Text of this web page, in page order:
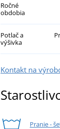
Ročné
obdobia
Potlač a
výšivka
Kontakt na
Pranie -